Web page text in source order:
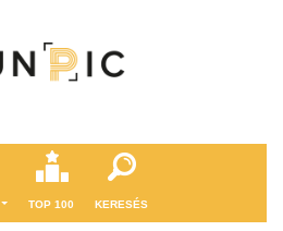
TOP 100 KERESÉS